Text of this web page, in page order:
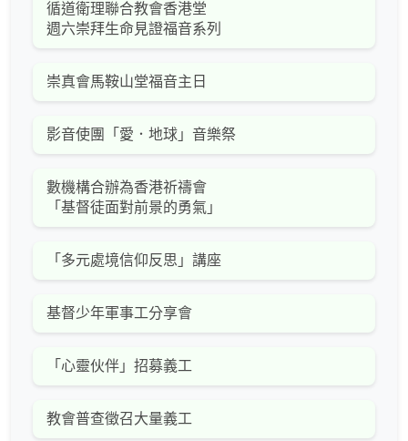
循道衛理聯合教會香港堂
週六崇拜生命見證福音系列
崇真會馬鞍山堂福音主日
影音使團「愛．地球」音樂祭
數機構合辦為香港祈禱會
「基督徒面對前景的勇氣」
「多元處境信仰反思」講座
基督少年軍事工分享會
「心靈伙伴」招募義工
教會普查徵召大量義工